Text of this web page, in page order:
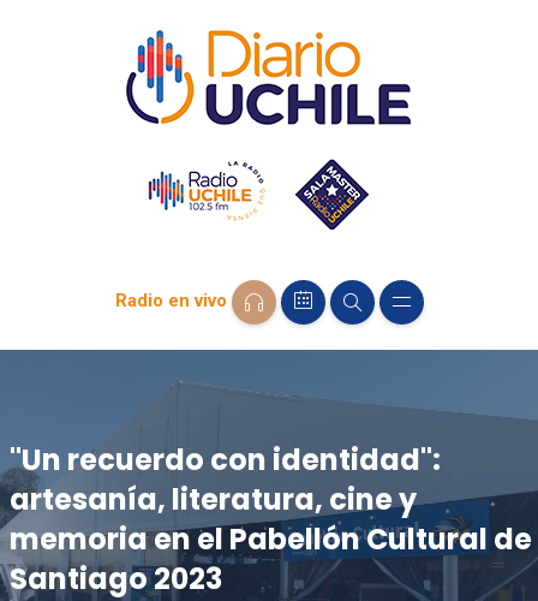
Radio en vivo
"Un recuerdo con identidad":
artesanía, literatura, cine y
memoria en el Pabellón Cultural de
Santiago 2023